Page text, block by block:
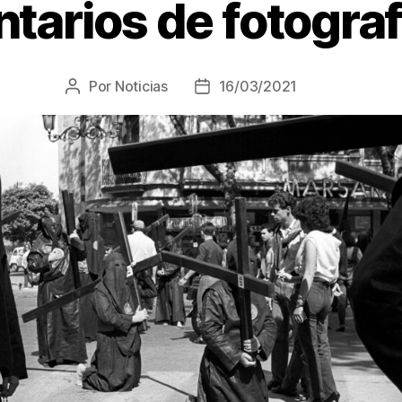
de
Por Noticias 16/03/2021